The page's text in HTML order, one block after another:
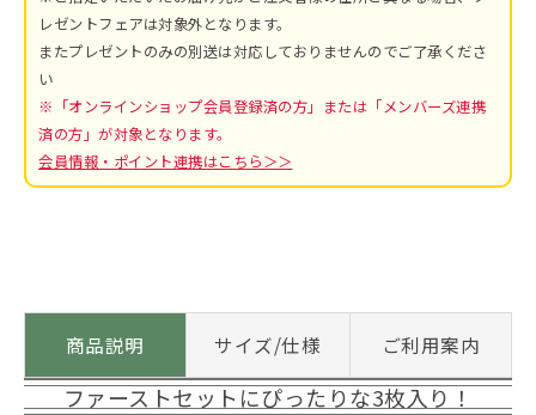
レゼントフェアは対象外となります。
またプレゼントのみの別送は対応しておりませんのでご了承くださ
い
※「オンラインショップ会員登録済の方」または「メンバーズ連携
済の方」が対象となります。
会員情報・ポイント連携はこちら＞＞
商品説明 サイズ/仕様 ご利用案内
ファーストセットにぴったりな3枚入り！